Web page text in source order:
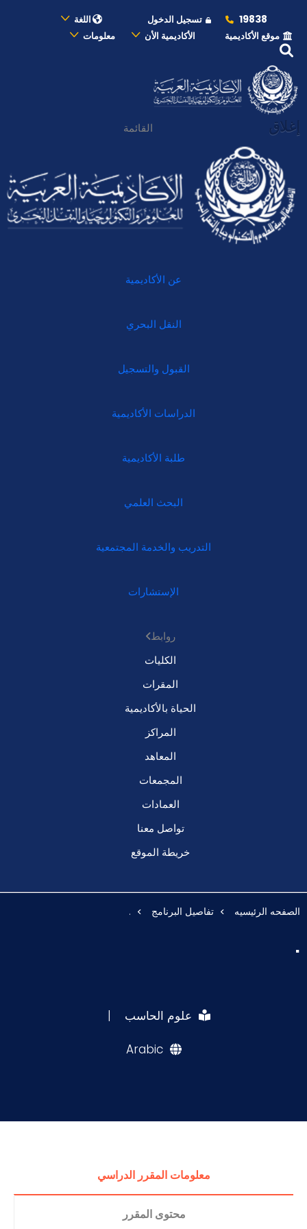
19838 تسجيل الدخول
اللغة
موقع الأكاديمية
الأكاديمية الأن معلومات
إغلاق القائمة
عن الأكاديمية
النقل البحري
القبول والتسجيل
الدراسات الأكاديمية
طلبة الأكاديمية
البحث العلمي
التدريب والخدمة المجتمعية
الإستشارات
روابط
الكليات
المقرات
الحياة بالأكاديمية
المراكز
المعاهد
المجمعات
العمادات
تواصل معنا
خريطة الموقع
الصفحه الرئيسيه تفاصيل البرنامج .
.
علوم الحاسب |
Arabic
معلومات المقرر الدراسي
محتوى المقرر